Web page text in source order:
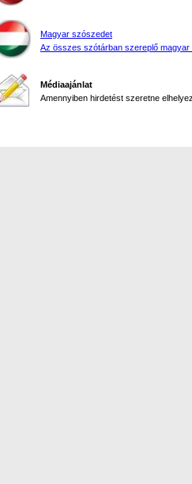
Magyar szószedet
Az összes szótárban szereplő magyar
Médiaajánlat
Amennyiben hirdetést szeretne